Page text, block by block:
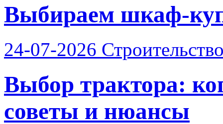
Выбираем шкаф-
24-07-2026
Выбор трактора:
советы и нюансы